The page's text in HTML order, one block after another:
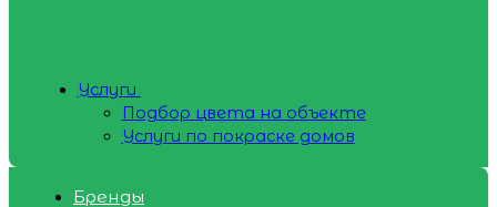
Услуги
Подбор цвета на объекте
Услуги по покраске домов
Бренды